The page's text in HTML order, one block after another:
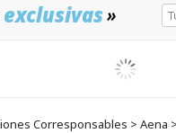
exclusivas»
Corresponsables >